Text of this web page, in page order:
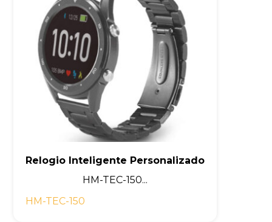
Relogio Inteligente Personalizado
HM-TEC-150...
HM-TEC-150